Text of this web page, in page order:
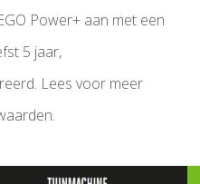
Power+ aan met een
5 jaar,
Lees voor meer